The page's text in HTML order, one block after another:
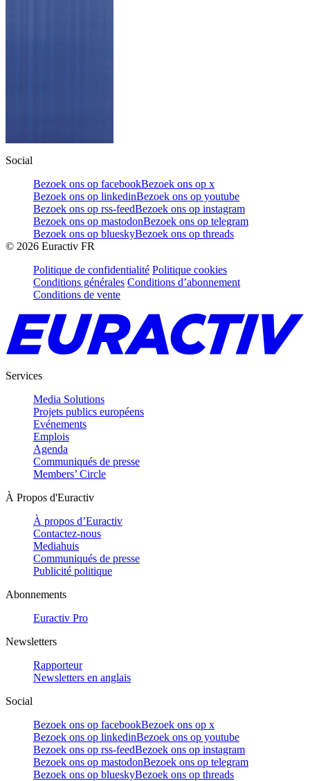
Social
Bezoek ons op facebookBezoek ons op x
Bezoek ons op linkedinBezoek ons op youtube
Bezoek ons op rss-feedBezoek ons op instagram
Bezoek ons op mastodonBezoek ons op telegram
Bezoek ons op blueskyBezoek ons op threads
© 2026 Euractiv FR
Politique de confidentialité Politique cookies
Conditions générales Conditions d’abonnement
Conditions de vente
Services
Media Solutions
Projets publics européens
Evénements
Emplois
Agenda
Communiqués de presse
Members’ Circle
À Propos d'Euractiv
À propos d’Euractiv
Contactez-nous
Mediahuis
Communiqués de presse
Publicité politique
Abonnements
Euractiv Pro
Newsletters
Rapporteur
Newsletters en anglais
Social
Bezoek ons op facebookBezoek ons op x
Bezoek ons op linkedinBezoek ons op youtube
Bezoek ons op rss-feedBezoek ons op instagram
Bezoek ons op mastodonBezoek ons op telegram
Bezoek ons op blueskyBezoek ons op threads